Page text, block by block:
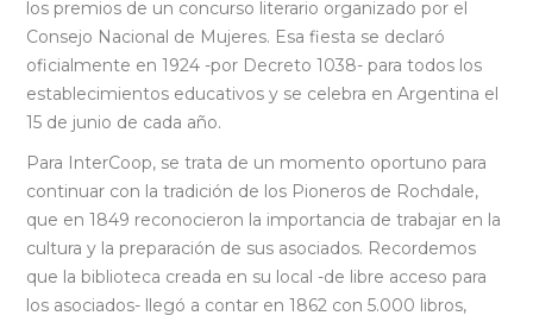
los premios de un concurso literario organizado por el
Consejo Nacional de Mujeres. Esa fiesta se declaró
oficialmente en 1924 -por Decreto 1038- para todos los
establecimientos educativos y se celebra en Argentina el
15 de junio de cada año.
Para InterCoop, se trata de un momento oportuno para
continuar con la tradición de los Pioneros de Rochdale,
que en 1849 reconocieron la importancia de trabajar en la
cultura y la preparación de sus asociados. Recordemos
que la biblioteca creada en su local -de libre acceso para
los asociados- llegó a contar en 1862 con 5.000 libros,